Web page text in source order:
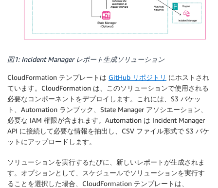
図1: Incident Manager レポート生成ソリューション
CloudFormation テンプレートは GitHub リポジトリ にホストされ
ています。CloudFormation は、このソリューションで使用される
必要なコンポーネントをデプロイします。これには、S3 バケッ
ト、Automation ランブック、State Manager アソシエーション、
必要な IAM 権限が含まれます。Automation は Incident Manager
API に接続して必要な情報を抽出し、CSV ファイル形式で S3 バケ
ットにアップロードします。
ソリューションを実行するたびに、新しいレポートが生成されま
す。オプションとして、スケジュールでソリューションを実行す
ることを選択した場合、CloudFormation テンプレートは、